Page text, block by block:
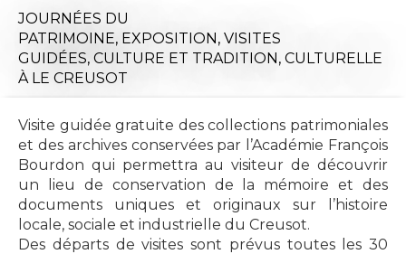
JOURNÉES DU
PATRIMOINE, EXPOSITION, VISITES
GUIDÉES, CULTURE ET TRADITION, CULTURELLE
À LE CREUSOT
Visite guidée gratuite des collections patrimoniales
et des archives conservées par l’Académie François
Bourdon qui permettra au visiteur de découvrir
un lieu de conservation de la mémoire et des
documents uniques et originaux sur l’histoire
locale, sociale et industrielle du Creusot.
Des départs de visites sont prévus toutes les 30